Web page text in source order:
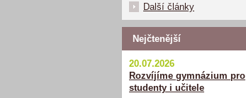
Další články
Nejčtenější
20.07.2026
Rozvíjíme gymnázium pro
studenty i učitele